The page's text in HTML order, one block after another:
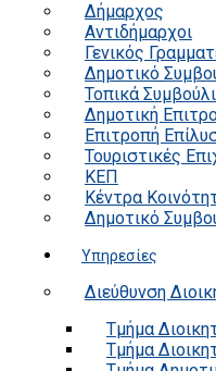
Δήμαρχος
Αντιδήμαρχοι
Γενικός
Δημοτικό
Τοπικά
Δημοτική
Επιτροπή
Τουριστικές
ΚΕΠ
Κέντρα
Δημοτικό
Υπηρεσίες
Διεύθυνση
Τμήμα
Τμήμα